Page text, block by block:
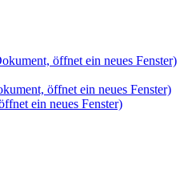
öffnet ein neues Fenster)
öffnet ein neues Fenster)
ein neues Fenster)